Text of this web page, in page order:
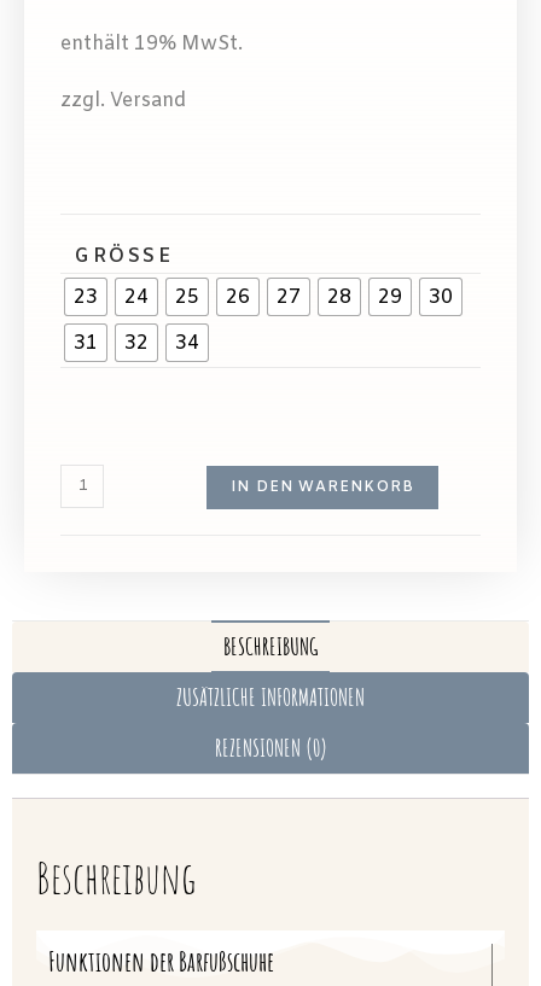
enthält 19% MwSt.
zzgl. Versand
GRÖSSE
23
24 25 26 27 28 29
30
31
32 34
IN DEN WARENKORB
BESCHREIBUNG
ZUSÄTZLICHE INFORMATIONEN
REZENSIONEN (0)
Beschreibung
Funktionen der Barfußschuhe